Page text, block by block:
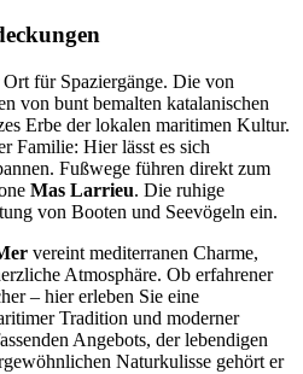
für Spaziergänge. Die von
von bunt bemalten katalanischen
Erbe der lokalen maritimen Kultur.
Familie: Hier lässt es sich
Fußwege führen direkt zum
Mas Larrieu. Die ruhige
von Booten und Seevögeln ein.
vereint mediterranen Charme,
Atmosphäre. Ob erfahrener
– hier erleben Sie eine
Tradition und moderner
Angebots, der lebendigen
Naturkulisse gehört er